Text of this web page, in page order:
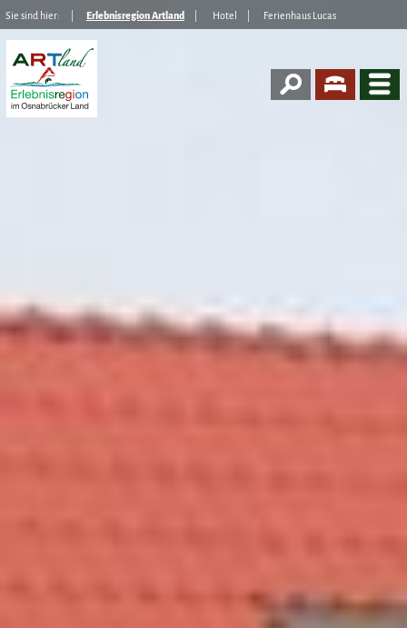
Sie sind hier: Erlebnisregion Artland Hotel Ferienhaus Lucas